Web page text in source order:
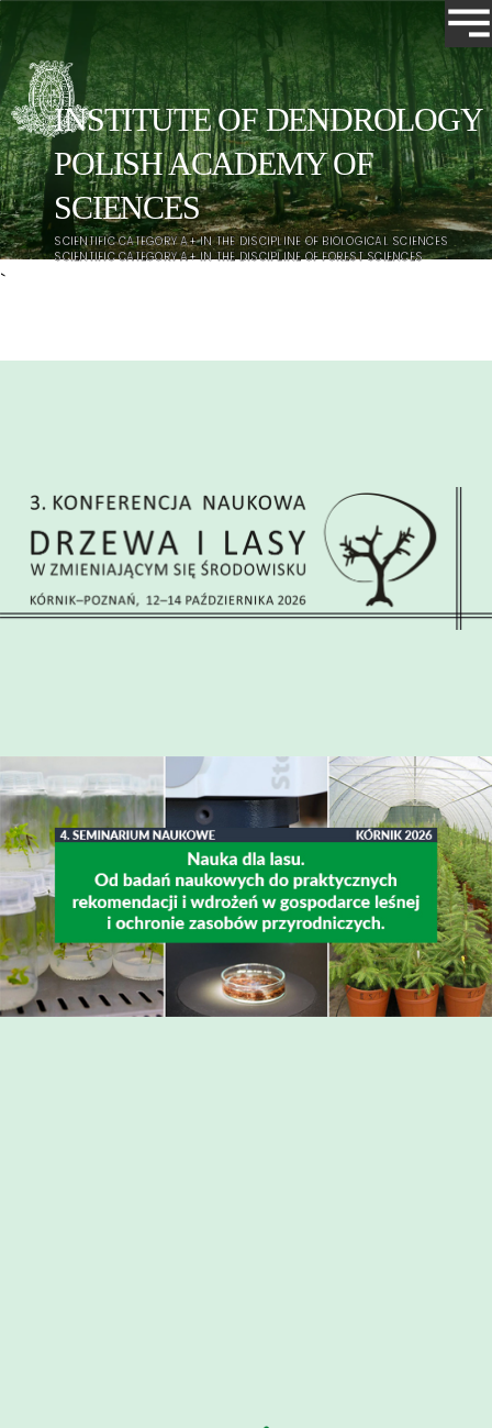
Search
`
INSTITUTE OF DENDROLOGY
POLISH ACADEMY OF
SCIENCES
SCIENTIFIC CATEGORY A+ IN THE DISCIPLINE OF BIOLOGICAL SCIENCES
SCIENTIFIC CATEGORY A+ IN THE DISCIPLINE OF FOREST SCIENCES